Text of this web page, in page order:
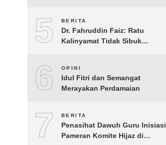
5 BERITA
Dr. Fahruddin Faiz: Ratu
Kalinyamat Tidak Sibuk
Perekonomian Rakyatnya
6 OPINI
Idul Fitri dan Semangat
Merayakan Perdamaian
7 BERITA
Penasihat Dawuh Guru Inisiasi
Pameran Komite Hijaz di